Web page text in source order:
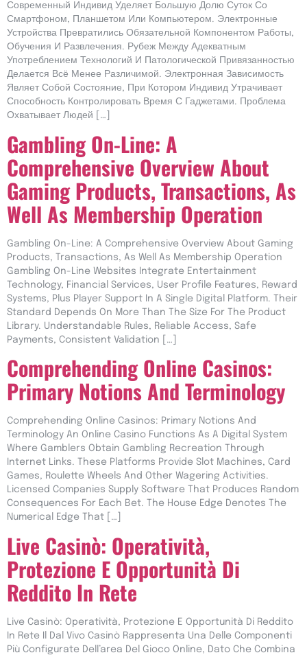
Современный Индивид Уделяет Большую Долю Суток Со
Смартфоном, Планшетом Или Компьютером. Электронные
Устройства Превратились Обязательной Компонентом Работы,
Обучения И Развлечения. Рубеж Между Адекватным
Употреблением Технологий И Патологической Привязанностью
Делается Всё Менее Различимой. Электронная Зависимость
Являет Собой Состояние, При Котором Индивид Утрачивает
Способность Контролировать Время С Гаджетами. Проблема
Охватывает Людей […]
Gambling On-Line: A
Comprehensive Overview About
Gaming Products, Transactions, As
Well As Membership Operation
Gambling On-Line: A Comprehensive Overview About Gaming
Products, Transactions, As Well As Membership Operation
Gambling On-Line Websites Integrate Entertainment
Technology, Financial Services, User Profile Features, Reward
Systems, Plus Player Support In A Single Digital Platform. Their
Standard Depends On More Than The Size For The Product
Library. Understandable Rules, Reliable Access, Safe
Payments, Consistent Validation […]
Comprehending Online Casinos:
Primary Notions And Terminology
Comprehending Online Casinos: Primary Notions And
Terminology An Online Casino Functions As A Digital System
Where Gamblers Obtain Gambling Recreation Through
Internet Links. These Platforms Provide Slot Machines, Card
Games, Roulette Wheels And Other Wagering Activities.
Licensed Companies Supply Software That Produces Random
Consequences For Each Bet. The House Edge Denotes The
Numerical Edge That […]
Live Casinò: Operatività,
Protezione E Opportunità Di
Reddito In Rete
Live Casinò: Operatività, Protezione E Opportunità Di Reddito
In Rete Il Dal Vivo Casinò Rappresenta Una Delle Componenti
Più Configurate Dell’area Del Gioco Online, Dato Che Combina